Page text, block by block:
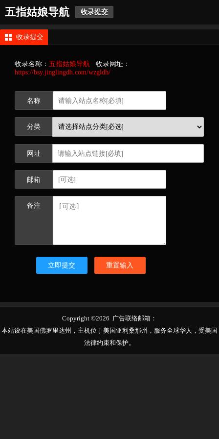
五指姑娘导航 收录提交
收录提交
收录名称： 五指姑娘导航 收录网址：
https://bsy.jinglingdh.com/wzgldh/
名称
分类
网址
邮箱
备注
立即提交 重置输入
Copyright ©2026 广告联络邮箱：
本站设在美国佛罗里达州，主机位于美国亚利桑那州，服务全球华人，受美国
法律约束和保护。